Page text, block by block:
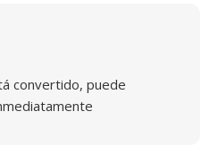
convertido, puede